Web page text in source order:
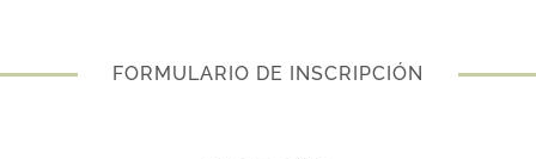
FORMULARIO DE INSCRIPCIÓN